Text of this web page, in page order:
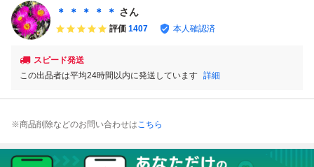
＊ ＊ ＊ ＊ ＊ さん
評価 1407 本人確認済
スピード発送
この出品者は平均24時間以内に発送しています 詳細
※商品削除などのお問い合わせはこちら